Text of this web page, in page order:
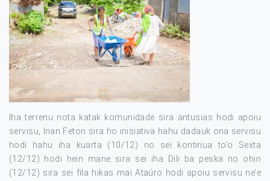
Iha terrenu nota katak komunidade sira antusias hodi apoiu
servisu, Inan Feton sira ho inisiativa hahu dadauk ona servisu
hodi hahu iha kuarta (10/12) no sei kontinua to’o Sexta
(12/12) hodi hein mane sira sei iha Dili ba peska no ohin
(12/12) sira sei fila hikas mai Ataúro hodi apoiu servisu ne’e